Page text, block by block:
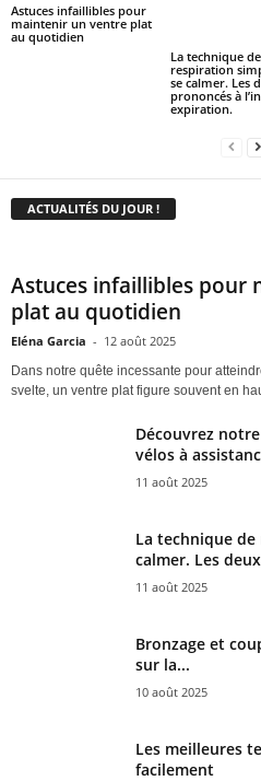
Astuces infaillibles pour
maintenir un ventre plat
au quotidien
La technique de
respiration
se calmer. Les
prononcés à
expiration.
ACTUALITÉS DU JOUR !
Astuces infaillibles pour
plat au quotidien
Eléna Garcia - 12 août 2025
Dans notre quête incessante pour
svelte, un ventre plat figure souvent en
Découvrez
vélos à
11 août 2025
La technique
calmer. Les
11 août 2025
Bronzage et
sur la...
10 août 2025
Les meilleures
facilement